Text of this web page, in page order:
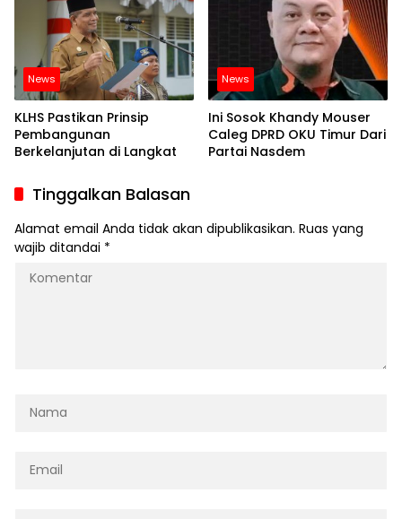
News
KLHS Pastikan Prinsip
Pembangunan
Berkelanjutan di Langkat
News
Ini Sosok Khandy Mouser
Caleg DPRD OKU Timur Dari
Partai Nasdem
Tinggalkan Balasan
Alamat email Anda tidak akan dipublikasikan. Ruas yang
wajib ditandai *